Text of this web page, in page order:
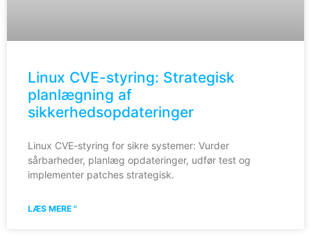
Linux CVE-styring: Strategisk
planlægning af
sikkerhedsopdateringer
Linux CVE-styring for sikre systemer: Vurder
sårbarheder, planlæg opdateringer, udfør test og
implementer patches strategisk.
LÆS MERE "